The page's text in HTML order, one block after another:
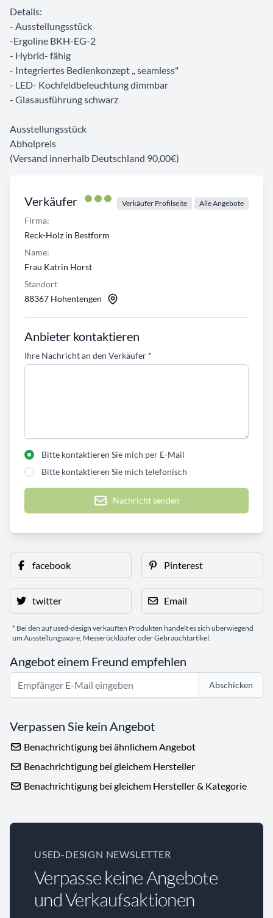
Verkäufer Verkäufer Profilseite Alle Angebote
Firma:
Reck-Holz in Bestform
Name:
Frau Katrin Horst
Standort
88367 Hohentengen
Anbieter kontaktieren
Ihre Nachricht an den Verkäufer *
Bitte kontaktieren Sie mich per E-Mail
Bitte kontaktieren Sie mich telefonisch
Nachricht senden
Details:
- Ausstellungsstück
-Ergoline BKH-EG-2
- Hybrid- fähig
- Integriertes Bedienkonzept ,, seamless"
- LED- Kochfeldbeleuchtung dimmbar
- Glasausführung schwarz
Ausstellungsstück
Abholpreis
(Versand innerhalb Deutschland 90,00€)
facebook Pinterest
twitter Email
* Bei den auf used-design verkauften Produkten handelt es sich überwiegend
um Ausstellungsware, Messerückläufer oder Gebrauchtartikel.
Angebot einem Freund empfehlen
Abschicken
Verpassen Sie kein Angebot
Benachrichtigung bei ähnlichem Angebot
Benachrichtigung bei gleichem Hersteller
Benachrichtigung bei gleichem Hersteller & Kategorie
USED-DESIGN NEWSLETTER
Verpasse keine Angebote
und Verkaufsaktionen